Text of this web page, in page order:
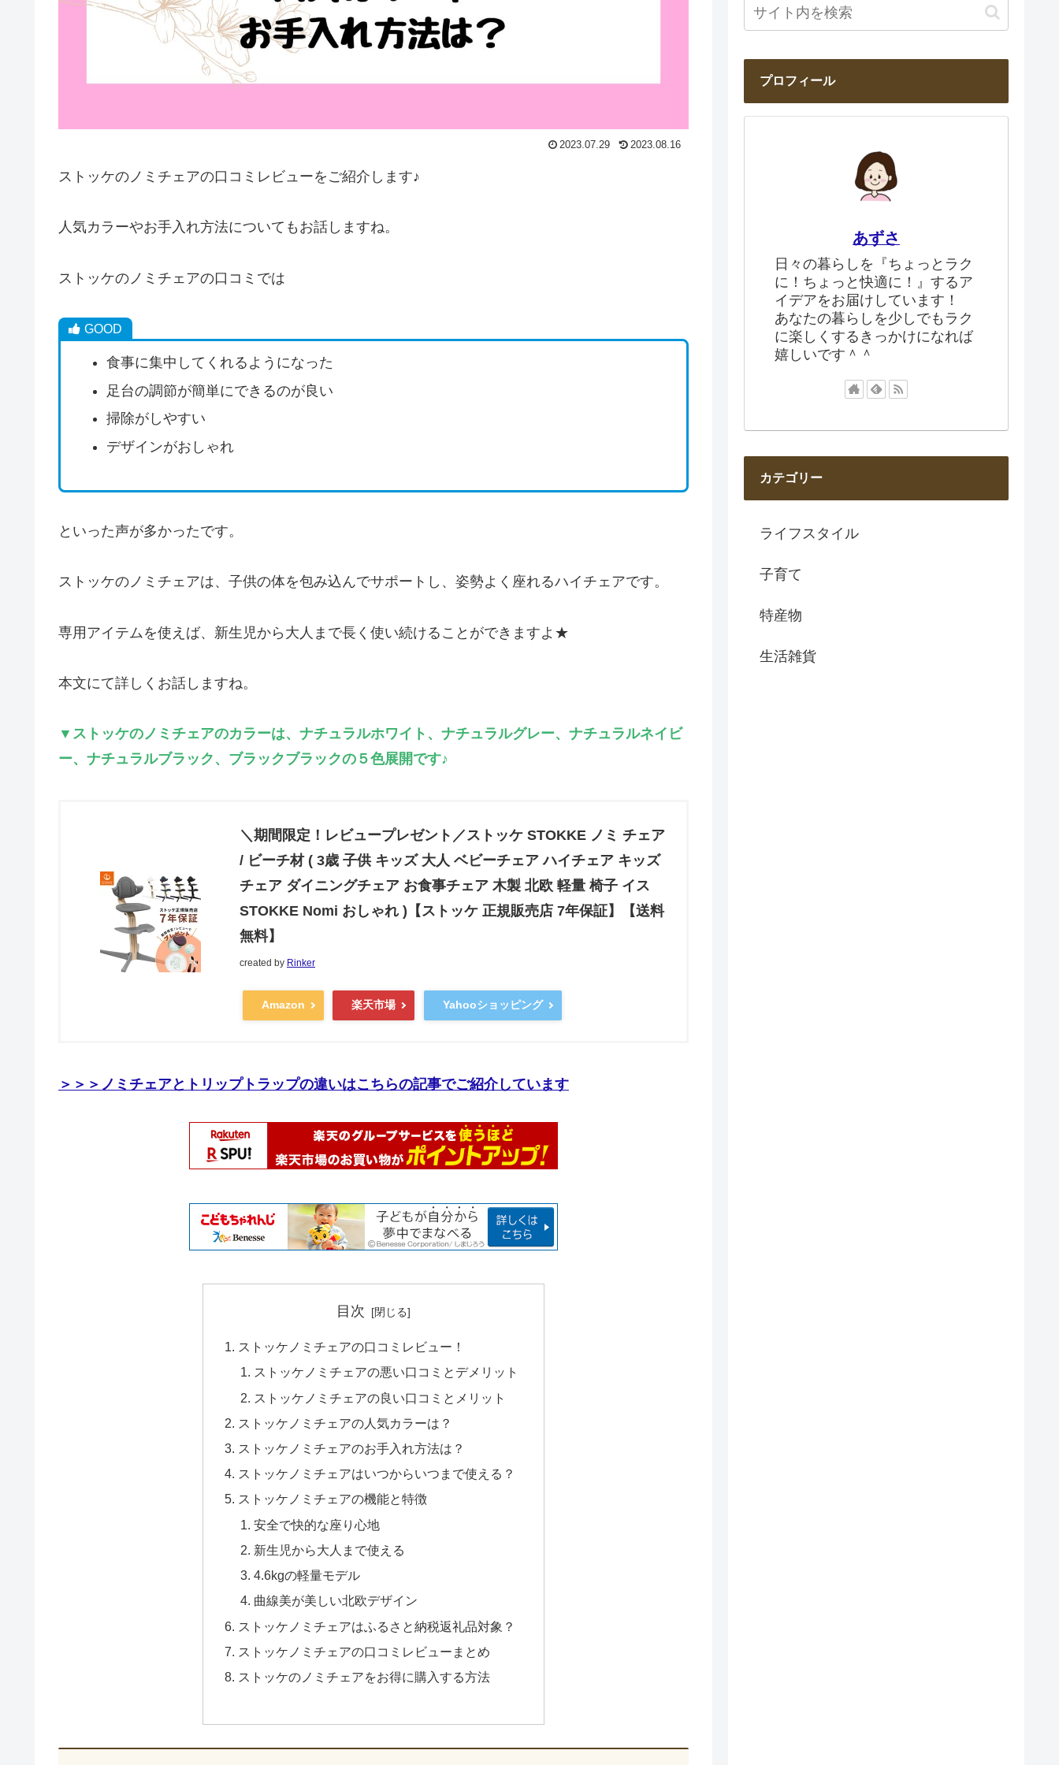
2023.07.29 2023.08.16
ストッケのノミチェアの口コミレビューをご紹介します♪
人気カラーやお手入れ方法についてもお話しますね。
ストッケのノミチェアの口コミでは
GOOD
食事に集中してくれるようになった
足台の調節が簡単にできるのが良い
掃除がしやすい
デザインがおしゃれ
といった声が多かったです。
ストッケのノミチェアは、子供の体を包み込んでサポートし、姿勢よく座れるハイチェアです。
専用アイテムを使えば、新生児から大人まで長く使い続けることができますよ★
本文にて詳しくお話しますね。
▼ストッケのノミチェアのカラーは、ナチュラルホワイト、ナチュラルグレー、ナチュラルネイビ
ー、ナチュラルブラック、ブラックブラックの５色展開です♪
＼期間限定！レビュープレゼント／ストッケ STOKKE ノミ チェア
/ ビーチ材 ( 3歳 子供 キッズ 大人 ベビーチェア ハイチェア キッズ
チェア ダイニングチェア お食事チェア 木製 北欧 軽量 椅子 イス
STOKKE Nomi おしゃれ )【ストッケ 正規販売店 7年保証】【送料
無料】
created by Rinker
Amazon 楽天市場 Yahooショッピング
＞＞＞ノミチェアとトリップトラップの違いはこちらの記事でご紹介しています
目次
ストッケノミチェアの口コミレビュー！
ストッケノミチェアの悪い口コミとデメリット
ストッケノミチェアの良い口コミとメリット
ストッケノミチェアの人気カラーは？
ストッケノミチェアのお手入れ方法は？
ストッケノミチェアはいつからいつまで使える？
ストッケノミチェアの機能と特徴
安全で快的な座り心地
新生児から大人まで使える
4.6kgの軽量モデル
曲線美が美しい北欧デザイン
ストッケノミチェアはふるさと納税返礼品対象？
ストッケノミチェアの口コミレビューまとめ
ストッケのノミチェアをお得に購入する方法
プロフィール
あずさ
日々の暮らしを『ちょっとラク
に！ちょっと快適に！』するア
イデアをお届けしています！
あなたの暮らしを少しでもラク
に楽しくするきっかけになれば
嬉しいです＾＾
カテゴリー
ライフスタイル
子育て
特産物
生活雑貨